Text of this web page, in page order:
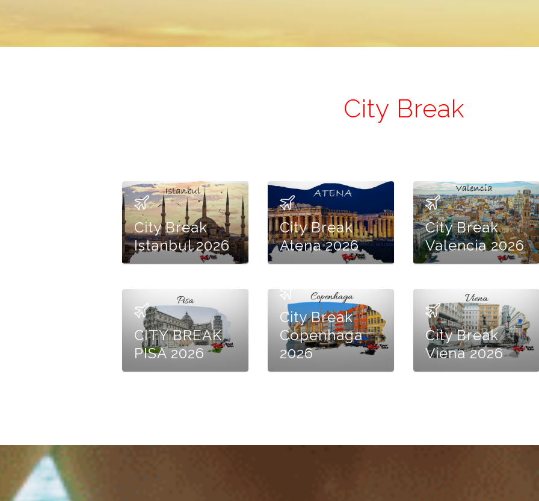
City Break
City Break
Istanbul 2026
City Break
Atena 2026
City Break
Valencia 2026
CITY BREAK
PISA 2026
City Break
Copenhaga
2026
City Break
Viena 2026